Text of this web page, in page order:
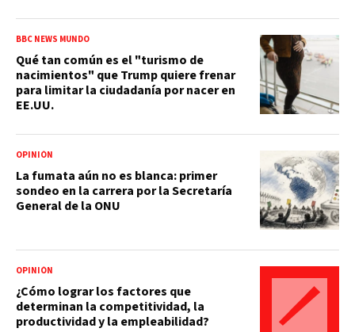
BBC NEWS MUNDO
Qué tan común es el "turismo de
nacimientos" que Trump quiere frenar
para limitar la ciudadanía por nacer en
EE.UU.
OPINIÓN
La fumata aún no es blanca: primer
sondeo en la carrera por la Secretaría
General de la ONU
OPINIÓN
¿Cómo lograr los factores que
determinan la competitividad, la
productividad y la empleabilidad?